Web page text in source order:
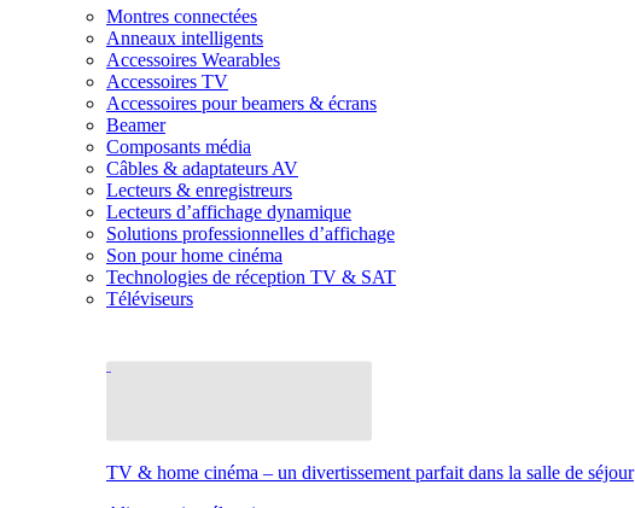
Montres connectées
Anneaux intelligents
Accessoires Wearables
Accessoires TV
Accessoires pour beamers & écrans
Beamer
Composants média
Câbles & adaptateurs AV
Lecteurs & enregistreurs
Lecteurs d’affichage dynamique
Solutions professionnelles d’affichage
Son pour home cinéma
Technologies de réception TV & SAT
Téléviseurs
TV & home cinéma – un divertissement parfait dans la salle de séjour